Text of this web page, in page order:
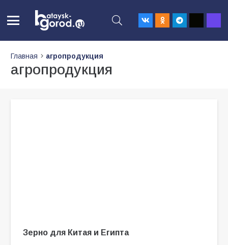
Главная агропродукция
агропродукция
Зерно для Китая и Египта